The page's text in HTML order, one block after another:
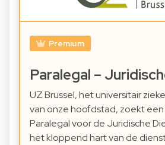
Premium
Paralegal –
UZ Brussel, het universitair
van onze hoofdstad, zoekt
Paralegal voor de Juridische
het kloppend hart van de